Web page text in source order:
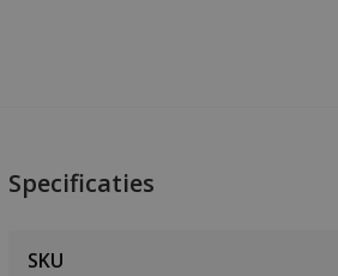
Specificaties
SKU